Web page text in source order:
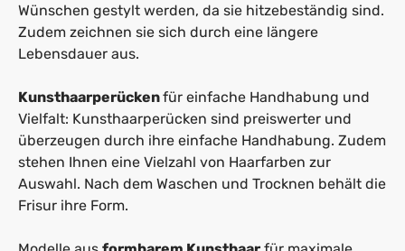
Wünschen gestylt werden, da sie hitzebeständig sind.
Zudem zeichnen sie sich durch eine längere
Lebensdauer aus.
Kunsthaarperückenfür einfache Handhabung und
Vielfalt: Kunsthaarperücken sind preiswerter und
überzeugen durch ihre einfache Handhabung. Zudem
stehen Ihnen eine Vielzahl von Haarfarben zur
Auswahl. Nach dem Waschen und Trocknen behält die
Frisur ihre Form.